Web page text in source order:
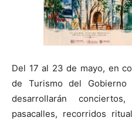
Del 17 al 23 de mayo, en
de Turismo del Gobierno
desarrollarán
pasacalles, recorridos